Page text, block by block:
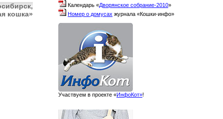
кошка»
Календарь «Дворянское собрание-2010»
Номер о домусах журнала «Кошки-инфо»
Участвуем в проекте «ИнфоКот»!